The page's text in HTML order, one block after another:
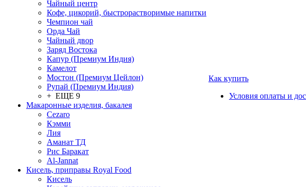
Чайный центр
Кофе, цикорий, быстрорастворимые напитки
Чемпион чай
Орда Чай
Чайный двор
Заряд Востока
Капур (Премиум Индия)
Камелот
Мостон (Премиум Цейлон)
Рупай (Премиум Индия)
+ ЕЩЕ 9
Макаронные изделия, бакалея
Cezaro
Кэмми
Лия
Аманат ТД
Рис Баракат
Al-Jannat
Кисель, приправы Royal Food
Кисель
Как купить
Условия оплаты и